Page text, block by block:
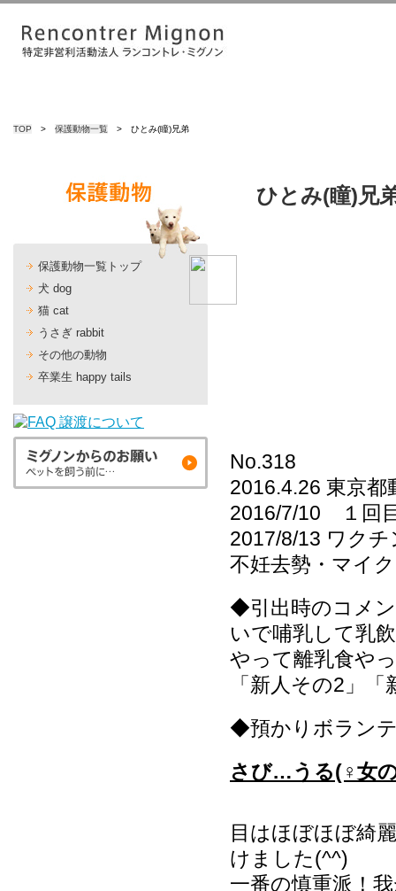
TOP > 保護動物一覧 > ひとみ(瞳)兄弟
保護動物一覧トップ
犬 dog
猫 cat
うさぎ rabbit
その他の動物
卒業生 happy tails
ひとみ(瞳)
No.318
2016.4.26 東京
2016/7/10 １回
2017/8/13 ワクチ
不妊去勢・マイ
◆引出時のコメ
いで哺乳して乳
やって離乳食や
「新人その2」
◆預かりボラン
さび…うる(♀女
目はほぼほぼ綺
けました(^^)
一番の慎重派！